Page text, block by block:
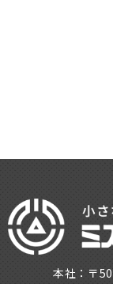
本社：〒